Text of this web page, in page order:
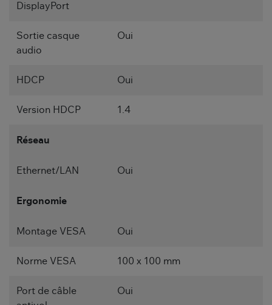
DisplayPort
Sortie casque
audio
Oui
HDCP Oui
Version HDCP 1.4
Réseau
Ethernet/LAN Oui
Ergonomie
Montage VESA Oui
Norme VESA 100 x 100 mm
Port de câble
Oui